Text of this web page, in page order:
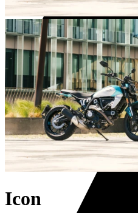
Usato
Servizi
Icon